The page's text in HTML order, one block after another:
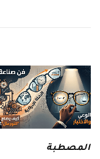
المصطبة